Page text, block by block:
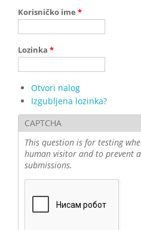
Korisničko ime *
Lozinka *
Otvori nalog
Izgubljena lozinka?
CAPTCHA
This question is for testing
human visitor and to prevent
submissions.